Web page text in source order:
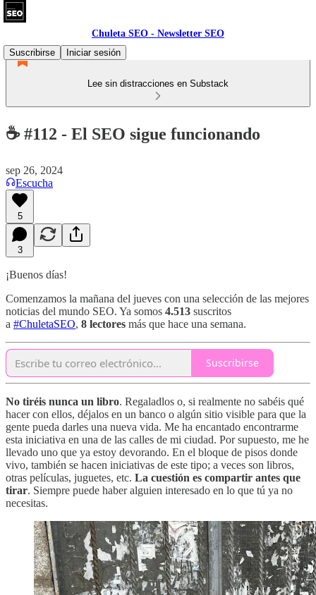
Chuleta SEO - Newsletter SEO
Suscribirse
Iniciar sesión
Lee sin distracciones en Substack
☕ #112 - El SEO sigue funcionando
sep 26, 2024
Escucha
5
3
¡Buenos días!
Comenzamos la mañana del jueves con una selección de las mejores
noticias del mundo SEO. Ya somos 4.513 suscritos
a #ChuletaSEO, 8 lectores más que hace una semana.
Suscribirse
No tiréis nunca un libro. Regaladlos o, si realmente no sabéis qué
hacer con ellos, déjalos en un banco o algún sitio visible para que la
gente pueda darles una nueva vida. Me ha encantado encontrarme
esta iniciativa en una de las calles de mi ciudad. Por supuesto, me he
llevado uno que ya estoy devorando. En el bloque de pisos donde
vivo, también se hacen iniciativas de este tipo; a veces son libros,
otras películas, juguetes, etc. La cuestión es compartir antes que
tirar. Siempre puede haber alguien interesado en lo que tú ya no
necesitas.